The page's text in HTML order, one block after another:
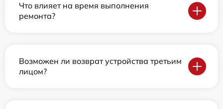
Что влияет на время выполнения
ремонта?
Возможен ли возврат устройства третьим
лицом?